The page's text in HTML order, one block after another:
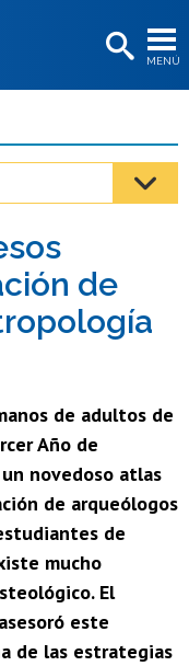
MENÚ
de
de adultos de
Año de
novedoso atlas
de arqueólogos
de
mucho
El
este
de las estrategias